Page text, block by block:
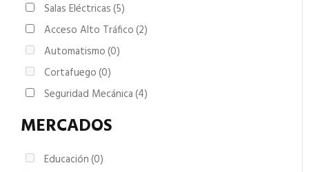
Salas Eléctricas(5)
Acceso Alto Tráfico(2)
Automatismo(0)
Cortafuego(0)
Seguridad Mecánica(4)
MERCADOS
Educación(0)